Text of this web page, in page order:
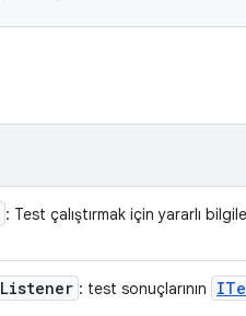
: Test çalıştırmak için yararlı
Listener : test sonuçlarının